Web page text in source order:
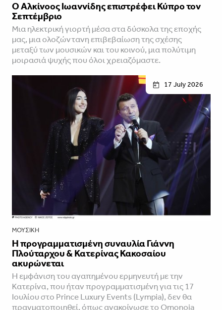
Ο Αλκίνοος Ιωαννίδης επιστρέφει Κύπρο τον
Σεπτέμβριο
Μια ηλεκτρική γιορτή μέσα στα δύσκολα της εποχής
μας, μια ολοζώντανη επιβεβαίωση της σχέσης
μεταξύ των μουσικών και του κοινού, μια πολύτιμη
μοιρασιά ψυχής που όλοι χρειαζόμαστε.
17 July 2026
ΜΟΥΣΙΚΉ
Η προγραμματισμένη συναυλία Γιάννη
Πλούταρχου & Κατερίνας Κακοσαίου
ακυρώνεται
Η εμφάνιση του αγαπημένου ερμηνευτή με την
Κατερίνα, που ήταν προγραμματισμένη για τις 17
Ιουλίου στο Prince Luxury Events (Lympia), δεν θα
πραγματοποιηθεί, όπως ανακοίνωσε το Omonoia